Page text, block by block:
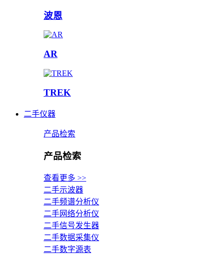
波恩
AR
TREK
二手仪器
产品检索
产品检索
查看更多 >>
二手示波器
二手频谱分析仪
二手网络分析仪
二手信号发生器
二手数据采集仪
二手数字源表